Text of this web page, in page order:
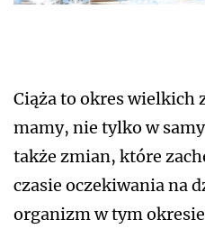
Ciąża to okres wielkich
mamy, nie tylko w
także zmian, które
czasie oczekiwania na
organizm w tym